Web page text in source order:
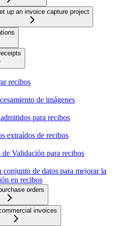
up an invoice capture project
recibos
de imágenes
para recibos
extraídos de recibos
de Validación para recibos
conjunto de datos para mejorar la
en recibos
orders
invoices